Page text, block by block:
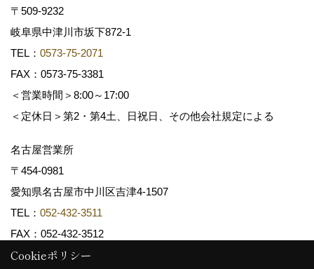
〒509-9232
岐阜県中津川市坂下872‐1
TEL： 0573-75-2071
FAX：0573-75-3381
＜営業時間＞8:00～17:00
＜定休日＞第2・第4土、日祝日、その他会社規定による
名古屋営業所
〒454-0981
愛知県名古屋市中川区吉津4-1507
TEL： 052-432-3511
FAX：052-432-3512
Cookieポリシー